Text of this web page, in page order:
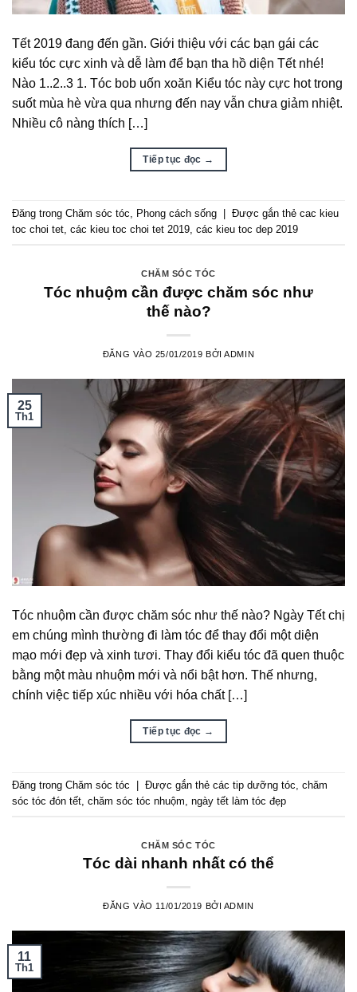
Tết 2019 đang đến gần. Giới thiệu với các bạn gái các
kiểu tóc cực xinh và dễ làm để bạn tha hồ diện Tết nhé!
Nào 1..2..3 1. Tóc bob uốn xoăn Kiểu tóc này cực hot trong
suốt mùa hè vừa qua nhưng đến nay vẫn chưa giảm nhiệt.
Nhiều cô nàng thích […]
Tiếp tục đọc →
Đăng trong Chăm sóc tóc, Phong cách sống Được gắn thẻ cac kieu
toc choi tet, các kieu toc choi tet 2019, các kieu toc dep 2019
CHĂM SÓC TÓC
Tóc nhuộm cần được chăm sóc như
thế nào?
ĐĂNG VÀO 25/01/2019 BỞIADMIN
25
Th1
Tóc nhuộm cần được chăm sóc như thế nào? Ngày Tết chị
em chúng mình thường đi làm tóc để thay đổi một diện
mạo mới đẹp và xinh tươi. Thay đổi kiểu tóc đã quen thuộc
bằng một màu nhuộm mới và nổi bật hơn. Thế nhưng,
chính việc tiếp xúc nhiều với hóa chất […]
Tiếp tục đọc →
Đăng trong Chăm sóc tóc Được gắn thẻ các tip dưỡng tóc, chăm
sóc tóc đón tết, chăm sóc tóc nhuộm, ngày tết làm tóc đẹp
CHĂM SÓC TÓC
Tóc dài nhanh nhất có thể
ĐĂNG VÀO11/01/2019 BỞI ADMIN
11
Th1